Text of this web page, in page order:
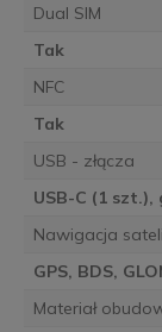
Dual SIM
Tak
NFC
Tak
USB - złącza
USB-C (1
Nawigacja
GPS, BDS,
Materiał